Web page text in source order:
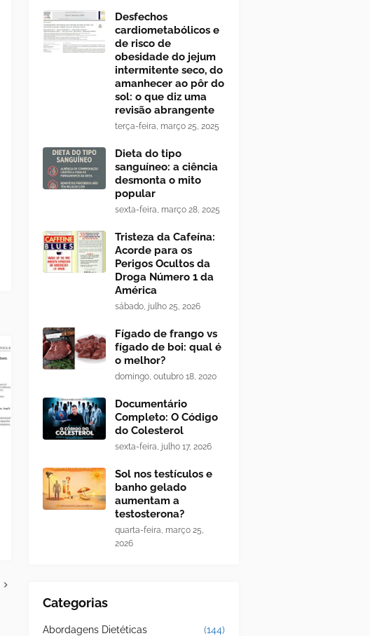
Desfechos
cardiometabólicos e
de risco de
obesidade do jejum
intermitente seco, do
amanhecer ao pôr do
sol: o que diz uma
revisão abrangente
terça-feira, março 25, 2025
Dieta do tipo
sanguíneo: a ciência
desmonta o mito
popular
sexta-feira, março 28, 2025
Tristeza da Cafeína:
Acorde para os
Perigos Ocultos da
Droga Número 1 da
América
sábado, julho 25, 2026
Fígado de frango vs
fígado de boi: qual é
o melhor?
domingo, outubro 18, 2020
Documentário
Completo: O Código
do Colesterol
sexta-feira, julho 17, 2026
Sol nos testículos e
banho gelado
aumentam a
testosterona?
quarta-feira, março 25,
2026
Categorias
Abordagens Dietéticas (144)